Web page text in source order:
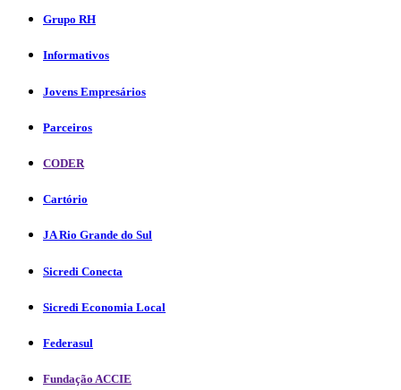
Grupo RH
Informativos
Jovens Empresários
Parceiros
CODER
Cartório
JA Rio Grande do Sul
Sicredi Conecta
Sicredi Economia Local
Federasul
Fundação ACCIE